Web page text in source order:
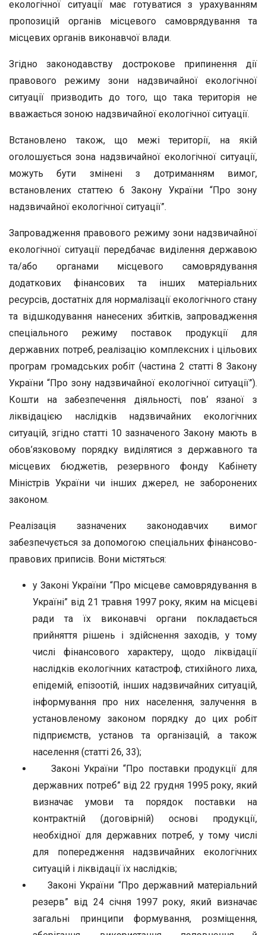
екологічної ситуації має готуватися з урахуванням
пропозицій органів місцевого самоврядування та
місцевих органів виконавчої влади.
Згідно законодавству дострокове припинення дії
правового режиму зони надзвичайної екологічної
ситуації призводить до того, що така територія не
вважається зоною надзвичайної екологічної ситуації.
Встановлено також, що межі території, на якій
оголошується зона надзвичайної екологічної ситуації,
можуть бути змінені з дотриманням вимог,
встановлених статтею 6 Закону України “Про зону
надзвичайної екологічної ситуації”.
Запровадження правового режиму зони надзвичайної
екологічної ситуації передбачає виділення державою
та/або органами місцевого самоврядування
додаткових фінансових та інших матеріальних
ресурсів, достатніх для нормалізації екологічного стану
та відшкодування нанесених збитків, запровадження
спеціального режиму поставок продукції для
державних потреб, реалізацію комплексних і цільових
програм громадських робіт (частина 2 статті 8 Закону
України “Про зону надзвичайної екологічної ситуації”).
Кошти на забезпечення діяльності, пов’ язаної з
ліквідацією наслідків надзвичайних екологічних
ситуацій, згідно статті 10 зазначеного Закону мають в
обов’язковому порядку виділятися з державного та
місцевих бюджетів, резервного фонду Кабінету
Міністрів України чи інших джерел, не заборонених
законом.
Реалізація зазначених законодавчих вимог
забезпечується за допомогою спеціальних фінансово-
правових приписів. Вони містяться:
у Законі України “Про місцеве самоврядування в
Україні” від 21 травня 1997 року, яким на місцеві
ради та їх виконавчі органи покладається
прийняття рішень і здійснення заходів, у тому
числі фінансового характеру, щодо ліквідації
наслідків екологічних катастроф, стихійного лиха,
епідемій, епізоотій, інших надзвичайних ситуацій,
інформування про них населення, залучення в
установленому законом порядку до цих робіт
підприємств, установ та організацій, а також
населення (статті 26, 33);
Законі України “Про поставки продукції для
державних потреб” від 22 грудня 1995 року, який
визначає умови та порядок поставки на
контрактній (договірній) основі продукції,
необхідної для державних потреб, у тому числі
для попередження надзвичайних екологічних
ситуацій і ліквідації їх наслідків;
Законі України “Про державний матеріальний
резерв” від 24 січня 1997 року, який визначає
загальні принципи формування, розміщення,